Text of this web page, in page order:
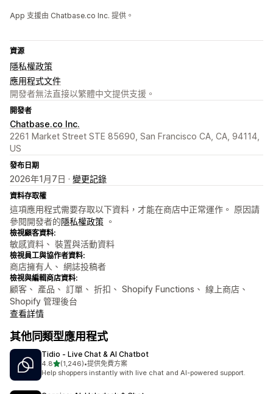
App 支援由 Chatbase.co Inc. 提供。
資源
隱私權政策
應用程式文件
開發者無法直接以繁體中文提供支援。
開發者
Chatbase.co Inc.
2261 Market Street STE 85690, San Francisco CA, CA, 94114,
US
發布日期
2026年1月7日 · 變更記錄
資料存取權
這項應用程式需要存取以下資料，才能在商店中正常運作。 原因請
參閱開發者的隱私權政策 。
檢視顧客資料:
敏感資料、 裝置與活動資料
檢視員工與協作者資料:
商店擁有人、 網誌投稿者
檢視與編輯商店資料:
顧客、 產品、 訂單、 折扣、 Shopify Functions、 線上商店、
Shopify 管理後台
查看詳情
其他同類型應用程式
Tidio ‑ Live Chat & AI Chatbot
4.8滿分 5 顆星
(1,246)
共有 1246 則評價
•提供免費方案
Help shoppers instantly with live chat and AI-powered support.